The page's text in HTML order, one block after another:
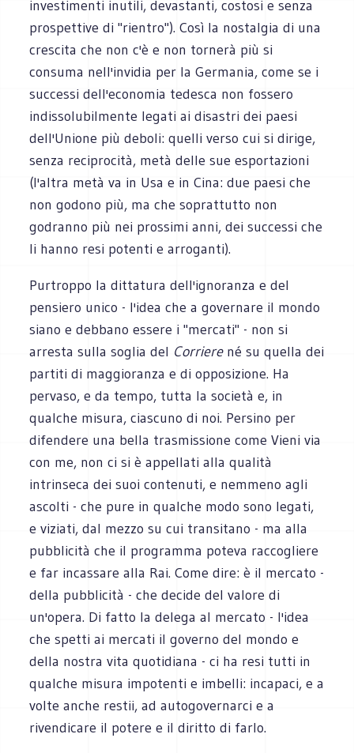
investimenti inutili, devastanti, costosi e senza
prospettive di "rientro"). Così la nostalgia di una
crescita che non c'è e non tornerà più si
consuma nell'invidia per la Germania, come se i
successi dell'economia tedesca non fossero
indissolubilmente legati ai disastri dei paesi
dell'Unione più deboli: quelli verso cui si dirige,
senza reciprocità, metà delle sue esportazioni
(l'altra metà va in Usa e in Cina: due paesi che
non godono più, ma che soprattutto non
godranno più nei prossimi anni, dei successi che
li hanno resi potenti e arroganti).
Purtroppo la dittatura dell'ignoranza e del
pensiero unico - l'idea che a governare il mondo
siano e debbano essere i "mercati" - non si
arresta sulla soglia del Corrierené su quella dei
partiti di maggioranza e di opposizione. Ha
pervaso, e da tempo, tutta la società e, in
qualche misura, ciascuno di noi. Persino per
difendere una bella trasmissione come Vieni via
con me, non ci si è appellati alla qualità
intrinseca dei suoi contenuti, e nemmeno agli
ascolti - che pure in qualche modo sono legati,
e viziati, dal mezzo su cui transitano - ma alla
pubblicità che il programma poteva raccogliere
e far incassare alla Rai. Come dire: è il mercato -
della pubblicità - che decide del valore di
un'opera. Di fatto la delega al mercato - l'idea
che spetti ai mercati il governo del mondo e
della nostra vita quotidiana - ci ha resi tutti in
qualche misura impotenti e imbelli: incapaci, e a
volte anche restii, ad autogovernarci e a
rivendicare il potere e il diritto di farlo.